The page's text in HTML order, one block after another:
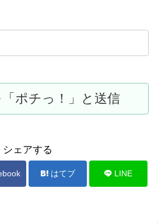
シェアする
はてブ LINE